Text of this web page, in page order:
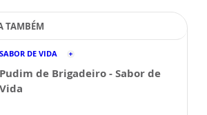
TAMBÉM
SABOR DE VIDA
Pudim de Brigadeiro - Sabor de
Vida